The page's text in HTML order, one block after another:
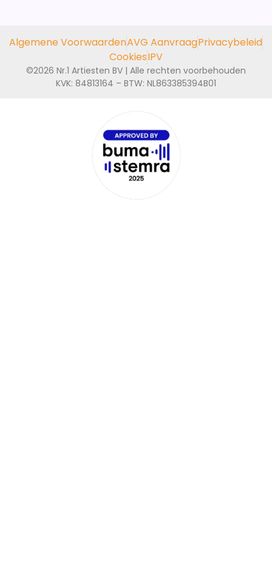
Algemene VoorwaardenAVG AanvraagPrivacybeleid
CookiesIPV
©2026 Nr.1 Artiesten BV | Alle rechten voorbehouden
KVK: 84813164 – BTW: NL863385394B01